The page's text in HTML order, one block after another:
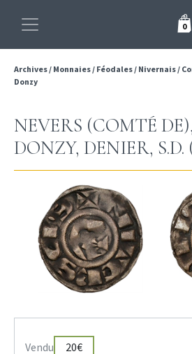
0
Archives/ Monnaies/ Féodales/ Nivernais/
Donzy
NEVERS (COMTÉ
DONZY, DENIER, S.D.
Vendu 20€